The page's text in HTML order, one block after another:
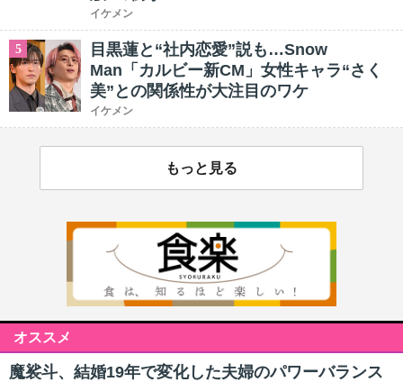
イケメン
5
目黒蓮と“社内恋愛”説も…Snow
Man「カルビー新CM」女性キャラ“さく
美”との関係性が大注目のワケ
イケメン
もっと見る
オススメ
魔裟斗、結婚19年で変化した夫婦のパワーバランス